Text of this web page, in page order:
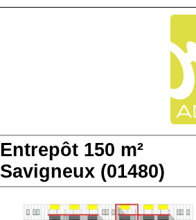
Entrepôt 150 m²
Savigneux (01480)